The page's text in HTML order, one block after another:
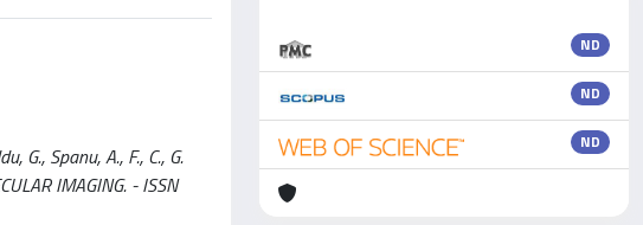
Spanu, A., F., C., G.
IMAGING. - ISSN
ND
ND
ND